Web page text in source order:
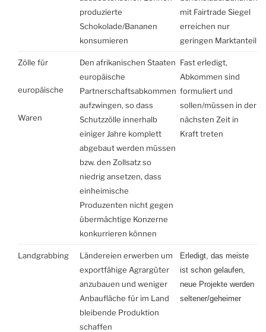
produzierte
Schokolade/Bananen
konsumieren
mit Fairtrade Siegel
erreichen nur
geringen Marktanteil
Zölle für
europäische
Waren
Den afrikanischen Staaten
europäische
Partnerschaftsabkommen
aufzwingen, so dass
Schutzzölle innerhalb
einiger Jahre komplett
abgebaut werden müssen
bzw. den Zollsatz so
niedrig ansetzen, dass
einheimische
Produzenten nicht gegen
übermächtige Konzerne
konkurrieren können
Fast erledigt,
Abkommen sind
formuliert und
sollen/müssen in der
nächsten Zeit in
Kraft treten
Landgrabbing
Ländereien erwerben um
exportfähige Agrargüter
anzubauen und weniger
Anbaufläche für im Land
bleibende Produktion
schaffen
Erledigt, das meiste
ist schon gelaufen,
neue Projekte werden
seltener/geheimer